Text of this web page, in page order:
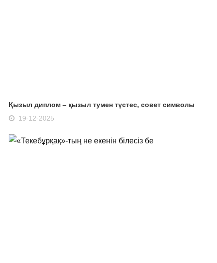
Қызыл диплом – қызыл тумен түстес, совет символы
19-12-2025